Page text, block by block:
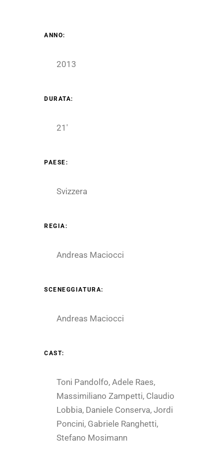
ANNO:
2013
DURATA:
21′
PAESE:
Svizzera
REGIA:
Andreas Maciocci
SCENEGGIATURA:
Andreas Maciocci
CAST:
Toni Pandolfo, Adele Raes,
Massimiliano Zampetti, Claudio
Lobbia, Daniele Conserva, Jordi
Poncini, Gabriele Ranghetti,
Stefano Mosimann